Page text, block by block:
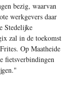
bezig, waarvan
werkgevers daar
Stedelijke
zal in de toekomst
Op Maatheide
fietsverbindingen